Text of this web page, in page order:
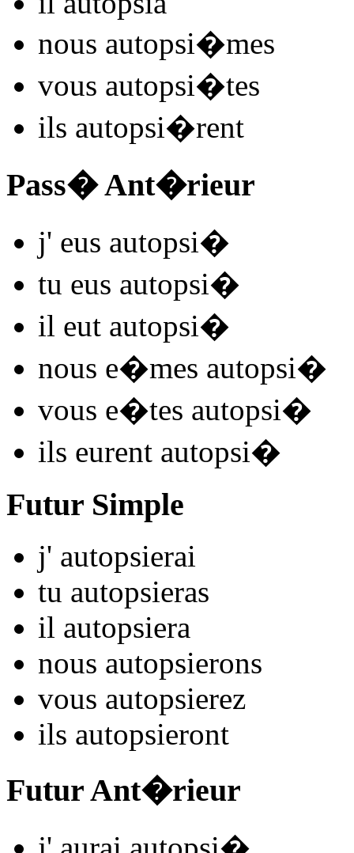
nous autopsi�mes
vous autopsi�tes
ils autopsi�rent
Pass� Ant�rieur
j' eus autopsi�
tu eus autopsi�
il eut autopsi�
nous e�mes autopsi�
vous e�tes autopsi�
ils eurent autopsi�
Futur Simple
j' autopsierai
tu autopsieras
il autopsiera
nous autopsierons
vous autopsierez
ils autopsieront
Futur Ant�rieur